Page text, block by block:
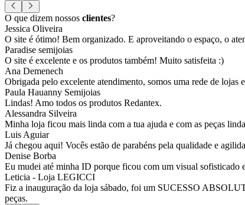
O que dizem nossos clientes?
Jessica Oliveira
O site é ótimo! Bem organizado. E aproveitando o espaço, o
Paradise semijoias
O site é excelente e os produtos também! Muito satisfeita :)
Ana Demenech
Obrigada pelo excelente atendimento, somos uma rede de lojas
Paula Hauanny Semijoias
Lindas! Amo todos os produtos Redantex.
Alessandra Silveira
Minha loja ficou mais linda com a tua ajuda e com as peças
Luis Aguiar
Já chegou aqui! Vocês estão de parabéns pela qualidade e
Denise Borba
Eu mudei até minha ID porque ficou com um visual sofisticado
Leticia - Loja LEGICCI
Fiz a inauguração da loja sábado, foi um SUCESSO
peças.